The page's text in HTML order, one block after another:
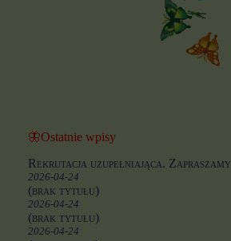
🦋Ostatnie wpisy
Rekrutacja uzupełniająca. Zapraszamy
2026-04-24
(brak tytułu)
2026-04-24
(brak tytułu)
2026-04-24